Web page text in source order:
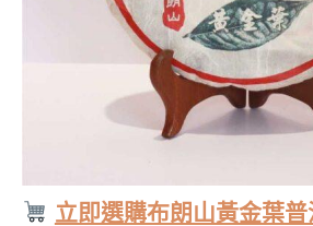
立即選購布朗山黃金葉